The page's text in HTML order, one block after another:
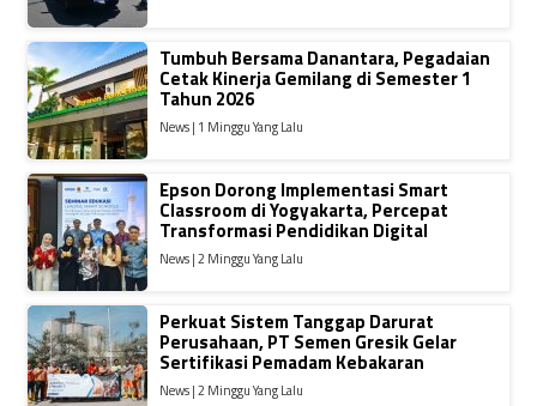
Tumbuh Bersama Danantara, Pegadaian
Cetak Kinerja Gemilang di Semester 1
Tahun 2026
News | 1 Minggu Yang Lalu
Epson Dorong Implementasi Smart
Classroom di Yogyakarta, Percepat
Transformasi Pendidikan Digital
News | 2 Minggu Yang Lalu
Perkuat Sistem Tanggap Darurat
Perusahaan, PT Semen Gresik Gelar
Sertifikasi Pemadam Kebakaran
News | 2 Minggu Yang Lalu